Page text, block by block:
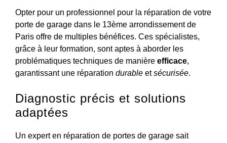
Opter pour un professionnel pour la réparation de votre
porte de garage dans le 13ème arrondissement de
Paris offre de multiples bénéfices. Ces spécialistes,
grâce à leur formation, sont aptes à aborder les
problématiques techniques de manière efficace,
garantissant une réparation durable etsécurisée.
Diagnostic précis et solutions
adaptées
Un expert en réparation de portes de garage sait